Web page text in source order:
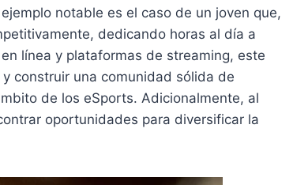
notable es el caso de un joven que,
dedicando horas al día a
línea y plataformas de streaming, este
construir una comunidad sólida de
de los eSports. Adicionalmente, al
oportunidades para diversificar la